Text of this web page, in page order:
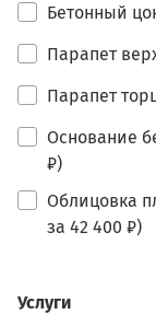
Бетонный
Парапет
Парапет
Основание
₽)
Облицовка
за 42 400 ₽)
Услуги